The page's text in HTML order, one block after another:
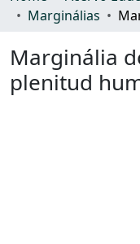
Marginálias
Marginália
plenitud